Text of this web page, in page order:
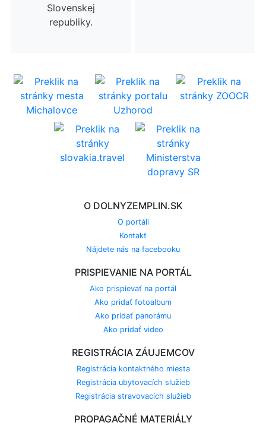
Slovenskej
republiky.
O DOLNYZEMPLIN.SK
O portáli
Kontakt
Nájdete nás na facebooku
PRISPIEVANIE NA PORTÁL
Ako prispievať na portál
Ako pridať fotoalbum
Ako pridať panorámu
Ako pridať video
REGISTRÁCIA ZÁUJEMCOV
Registrácia kontaktného miesta
Registrácia ubytovacích služieb
Registrácia stravovacích služieb
PROPAGAČNÉ MATERIÁLY